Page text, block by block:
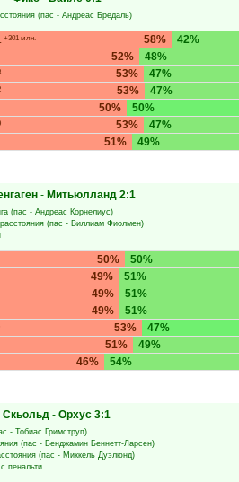
(пас - Андреас Бредаль)
58%
+301 млн. 42%
52% 48%
53% 47%
53% 47%
50% 50%
53% 47%
51% 49%
- Митьюлланд 2:1
(пас - Андреас Корнелиус)
(пас - Виллиам Фиолмен)
50% 50%
49% 51%
49% 51%
49% 51%
53% 47%
51% 49%
46% 54%
Скьольд - Орхус 3:1
- Тобиас Гримструп)
(пас - Бенджамин Беннетт-Ларсен)
(пас - Миккель Дуэлюнд)
пенальти